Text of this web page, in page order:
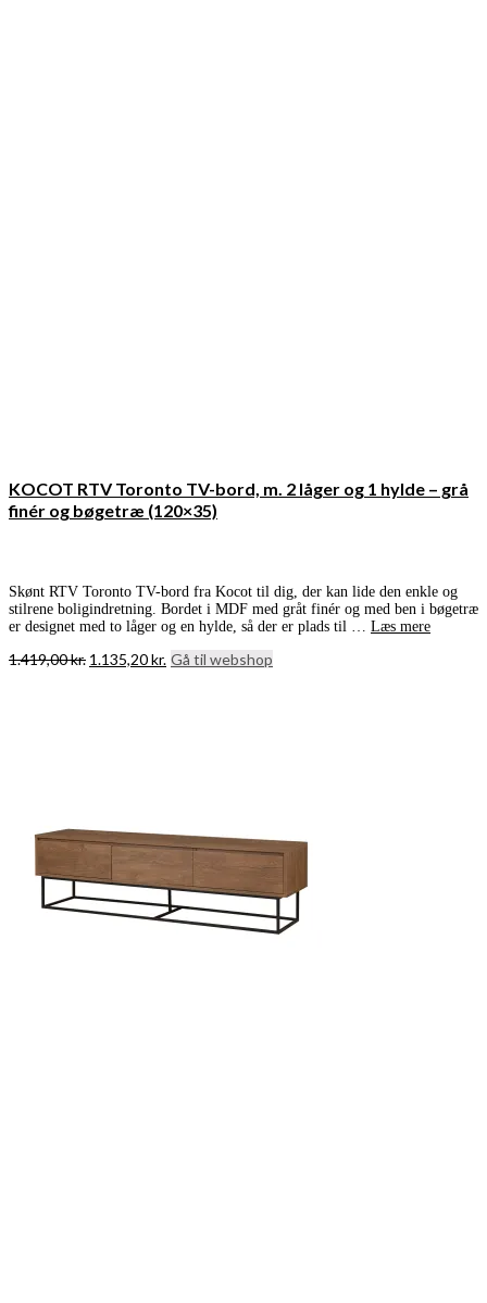
KOCOT RTV Toronto TV-bord, m. 2 låger og 1 hylde – grå
finér og bøgetræ (120×35)
Skønt RTV Toronto TV-bord fra Kocot til dig, der kan lide den enkle og
stilrene boligindretning. Bordet i MDF med gråt finér og med ben i bøgetræ
er designet med to låger og en hylde, så der er plads til … Læs mere
1.419,00kr. Den
1.135,20kr. Den
Gå til webshop